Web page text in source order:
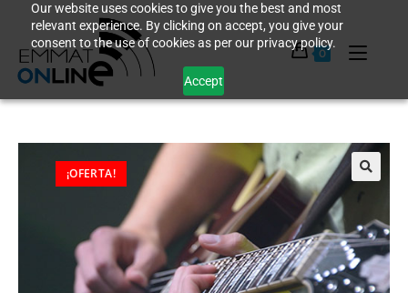
Our website uses cookies to give you the best and most
relevant experience. By clicking on accept, you give your
consent to the use of cookies as per our privacy policy.
Accept
0
¡OFERTA!